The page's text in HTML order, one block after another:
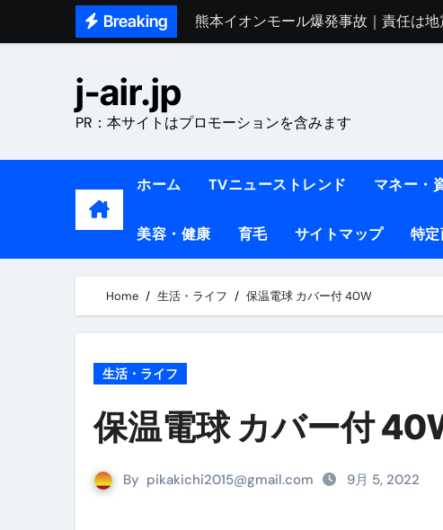
Breaking
熊本イオンモール爆発事故｜責任は
【医者が教える】本当に痩せる薬はコ
中町綾が2週間で3.5kg痩せた方法
【医者が解説】このふくらはぎ痩せ
【1日ダイエットルーティン】運動
リサイクル業者の無料回収・無料査
青森県震度6とベネゼエラM7級地震の
j-air.jp
PR：本サイトはプロモーションを含みます
ホーム TVニューストレンド マネー・
美容・健康 育毛 サイトマップ 特
Home 生活・ライフ 保温電球 カバー付 40W
生活・ライフ
保温電球 カバー付
By pikakichi2015@gmail.com 9月 5, 2022